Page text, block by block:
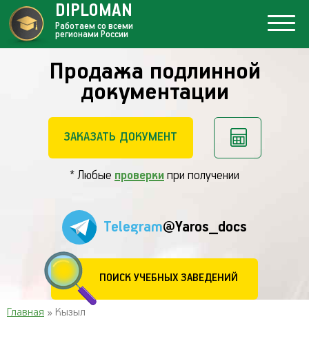
Продажа подлинной
документации
ЗАКАЗАТЬ ДОКУМЕНТ
* Любые проверки при получении
Telegram@Yaros_docs
ПОИСК УЧЕБНЫХ ЗАВЕДЕНИЙ
DIPLOMAN
Работаем со всеми
регионами России
Главная » Кызыл